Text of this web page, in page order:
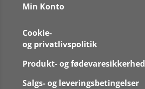
Min Konto
Cookie-
og privatlivspolitik
Produkt- og fødevaresikkerhed
Salgs- og leveringsbetingelser